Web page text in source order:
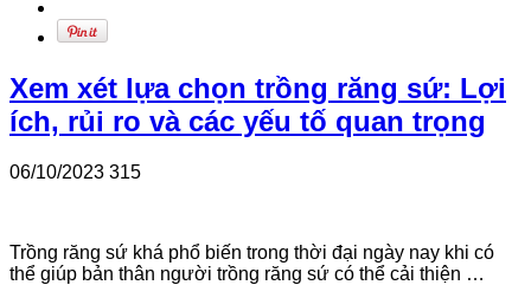
Xem xét lựa chọn trồng răng sứ: Lợi
ích, rủi ro và các yếu tố quan trọng
06/10/2023 315
Trồng răng sứ khá phổ biến trong thời đại ngày nay khi có
thể giúp bản thân người trồng răng sứ có thể cải thiện …